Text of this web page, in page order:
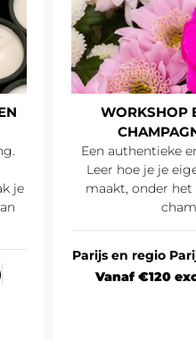
je
WORKSHOP
Een authentieke
Leer hoe je je
maakt, onder
Parijs en regio
Vanaf €120